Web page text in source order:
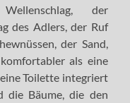
der
des Adlers, der Ruf
der Sand,
als eine
Toilette integriert
die Bäume, die den